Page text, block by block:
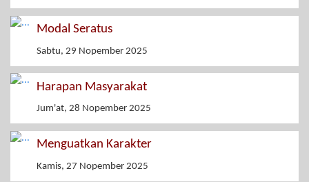
Modal Seratus
Sabtu, 29 Nopember 2025
Harapan Masyarakat
Jum'at, 28 Nopember 2025
Menguatkan Karakter
Kamis, 27 Nopember 2025